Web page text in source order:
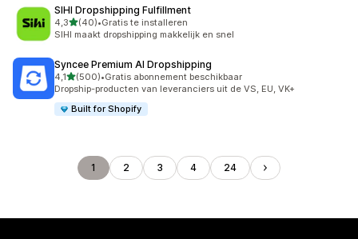
SIHI Dropshipping Fulfillment
4,3van 5 sterren
(40)
40 recensies in totaal
•Gratis te installeren
SIHI maakt dropshipping makkelijk en snel
Syncee Premium AI Dropshipping
4,1van 5 sterren
(500)
500 recensies in totaal
•Gratis abonnement beschikbaar
Dropship-producten van leveranciers uit de VS, EU, VK+
Built for Shopify
1 2 3 4 24